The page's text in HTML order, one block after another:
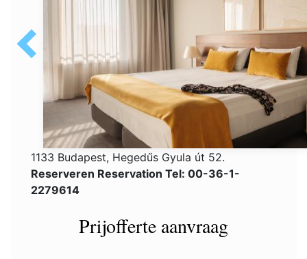
1133 Budapest, Hegedűs Gyula út 52.
Reserveren Reservation Tel: 00-36-1-
2279614
Prijofferte aanvraag